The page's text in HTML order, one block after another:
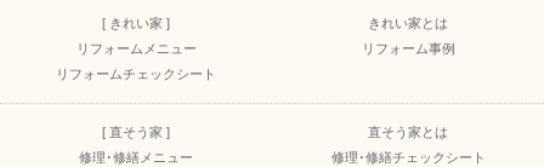
[ きれい家 ]
きれい家とは
リフォームメニュー
リフォーム事例
リフォームチェックシート
[ 直そう家 ]
直そう家とは
修理･修繕メニュー
修理･修繕チェックシート